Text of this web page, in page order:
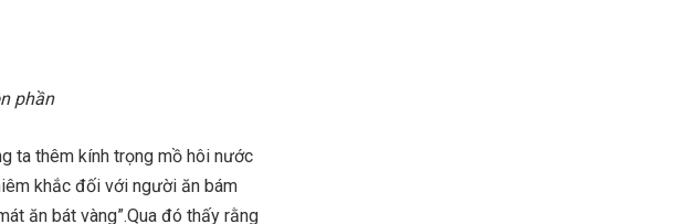
phần
ta thêm kính trọng mồ hôi nước
khắc đối với người ăn bám
ăn bát vàng”.Qua đó thấy rằng